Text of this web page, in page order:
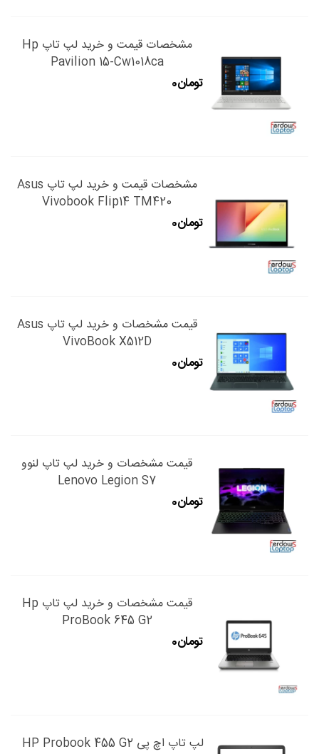
مشخصات قیمت و خرید لپ تاپ Hp
Pavilion 15-Cw1018ca
مشخصات قیمت و خرید لپ تاپ Asus
Vivobook Flip14 TM420
قیمت مشخصات و خرید لپ تاپ Asus
VivoBook X512D
قیمت مشخصات و خرید لپ تاپ لنوو
Lenovo Legion S7
قیمت مشخصات و خرید لپ تاپ Hp
ProBook 645 G2
لپ تاپ اچ پی HP Probook 455 G2